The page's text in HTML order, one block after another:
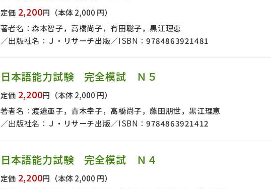
定価 2,200円 （本体 2,000 円）
著者名： 森本智子，高橋尚子，有田聡子，黒江理恵
出版社名： Ｊ・リサーチ出版 ISBN： 9784863921481
日本語能力試験 完全模試 Ｎ５
定価 2,200円 （本体 2,000 円）
著者名：渡邉亜子，青木幸子，高橋尚子，藤田朋世，黒江理恵
出版社名： Ｊ・リサーチ出版 ISBN： 9784863921412
日本語能力試験 完全模試 Ｎ４
定価 2,200円 （本体 2,000 円）